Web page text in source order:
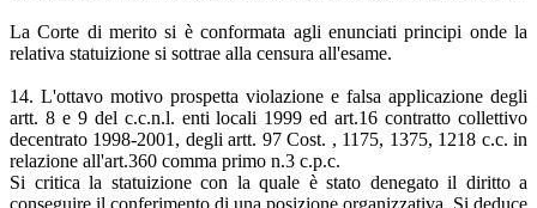
La Corte di merito si è conformata agli enunciati principi onde la
relativa statuizione si sottrae alla censura all'esame.
14. L'ottavo motivo prospetta violazione e falsa applicazione degli
artt. 8 e 9 del c.c.n.l. enti locali 1999 ed art.16 contratto collettivo
decentrato 1998-2001, degli artt. 97 Cost. , 1175, 1375, 1218 c.c. in
relazione all'art.360 comma primo n.3 c.p.c.
Si critica la statuizione con la quale è stato denegato il diritto a
conseguire il conferimento di una posizione organizzativa. Si deduce